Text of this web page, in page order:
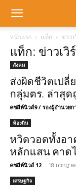
หน้าแรก แท็ก ข่าว
แท็ก: ข่าวเวิ
สังคม
ส่งผิดชีวิตเปลี่
กลุ่มตร. ล่าสุด
คชสีห์นิวส์9 / รองผู้อำนวยก
ท้องถิ่น
หวิดวอดทั้งอา
หลักแสน คาด
คชสีห์นิวส์ 12 - 18 กรกฎา
เศรษฐกิจ